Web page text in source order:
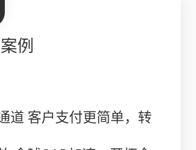
例
道 客户支付更简单，转